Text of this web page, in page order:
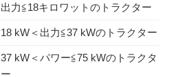
出力≦18キロワットのトラクター
18 kW＜出力≦37 kWのトラクター
37 kW＜パワー≦75 kWのトラクタ
ー